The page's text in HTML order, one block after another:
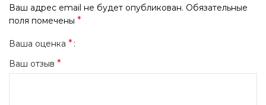
Ваш адрес email не будет опубликован. Обязательные
поля помечены *
Ваша оценка *
Ваш отзыв *